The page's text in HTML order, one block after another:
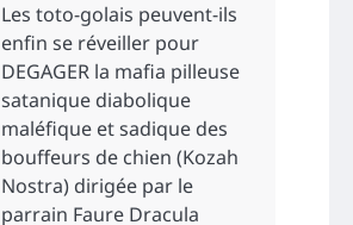
Les toto-golais peuvent-ils
enfin se réveiller pour
DEGAGER la mafia pilleuse
satanique diabolique
maléfique et sadique des
bouffeurs de chien (Kozah
Nostra) dirigée par le
parrain Faure Dracula